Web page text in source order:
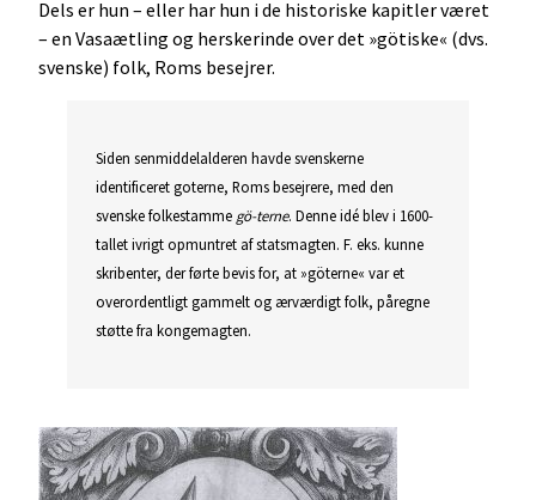
Dels er hun – eller har hun i de historiske kapitler været
– en Vasaætling og herskerinde over det »götiske« (dvs.
svenske) folk, Roms besejrer.
Siden senmiddelalderen havde svenskerne
identificeret goterne, Roms besejrere, med den
svenske folkestamme gö-terne. Denne idé blev i 1600-
tallet ivrigt opmuntret af statsmagten. F. eks. kunne
skribenter, der førte bevis for, at »göterne« var et
overordentligt gammelt og ærværdigt folk, påregne
støtte fra kongemagten.